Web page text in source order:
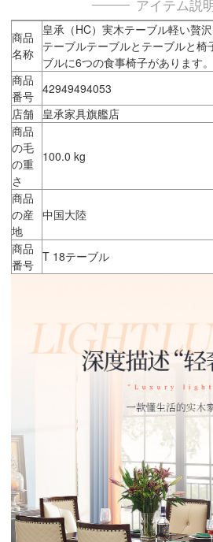
アイテム説
商品
名称
皇承（HC）実木テーブル軽い贅
テーブルテーブルとテーブルと
ブルに6つの食事椅子があります。
商品
番号 42949494053
店舗 皇承家具旗艦店
商品
の毛
の重
さ
100.0 kg
商品
の産
地
中国大陸
商品
番号
T 18テーブル